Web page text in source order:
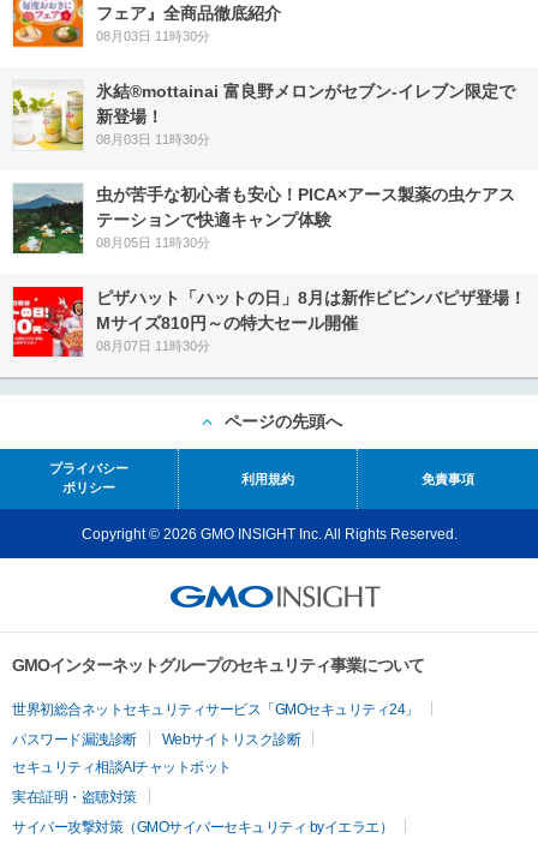
フェア』全商品徹底紹介
08月03日 11時30分
氷結®mottainai 富良野メロンがセブン‐イレブン限定で
新登場！
08月03日 11時30分
虫が苦手な初心者も安心！PICA×アース製薬の虫ケアス
テーションで快適キャンプ体験
08月05日 11時30分
ピザハット「ハットの日」8月は新作ビビンバピザ登場！
Mサイズ810円～の特大セール開催
08月07日 11時30分
ページの先頭へ
プライバシー
ポリシー
利用規約 免責事項
Copyright © 2026 GMO INSIGHT Inc. All Rights Reserved.
GMOインターネットグループのセキュリティ事業について
世界初総合ネットセキュリティサービス「GMOセキュリティ24」
パスワード漏洩診断
Webサイトリスク診断
セキュリティ相談AIチャットボット
実在証明・盗聴対策
サイバー攻撃対策（GMOサイバーセキュリティ byイエラエ）